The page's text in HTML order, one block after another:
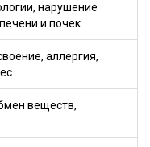
нарушение
и почек
аллергия,
веществ,